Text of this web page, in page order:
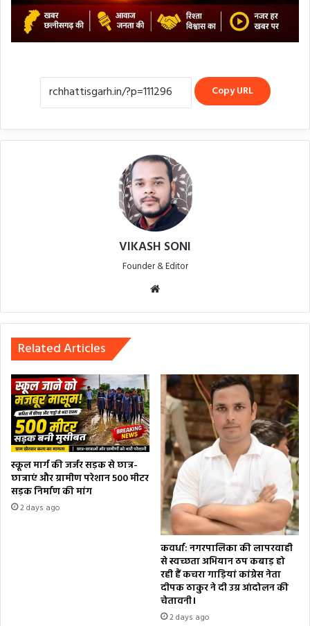
Copy URL
VIKASH SONI
Founder & Editor
Related Articles
स्कूल मार्ग की जर्जर सड़क से छात्र-
छात्राएं और ग्रामीण परेशान 500 मीटर
सड़क निर्माण की मांग
2 days ago
कवर्धा: नगरपालिका की लापरवाही
से स्वच्छता अभियान ठप कबाड़ हो
रही हैं कचरा गाड़ियां कांग्रेस नेता
दीपक ठाकुर ने दी उग्र आंदोलन की
चेतावनी।
2 days ago